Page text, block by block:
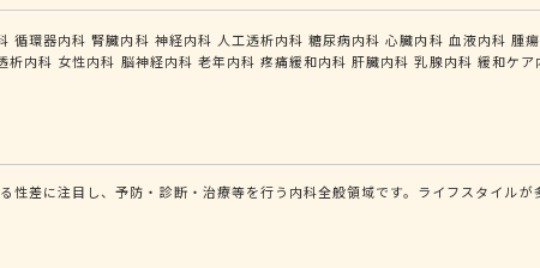
循環器内科 腎臓内科 神経内科 人工透析内科 糖尿病内科 心臓内科 血液内科 腫
析内科 女性内科 脳神経内科 老年内科 疼痛緩和内科 肝臓内科 乳腺内科 緩和ケア
性差に注目し、予防・診断・治療等を行う内科全般領域です。ライフスタイル